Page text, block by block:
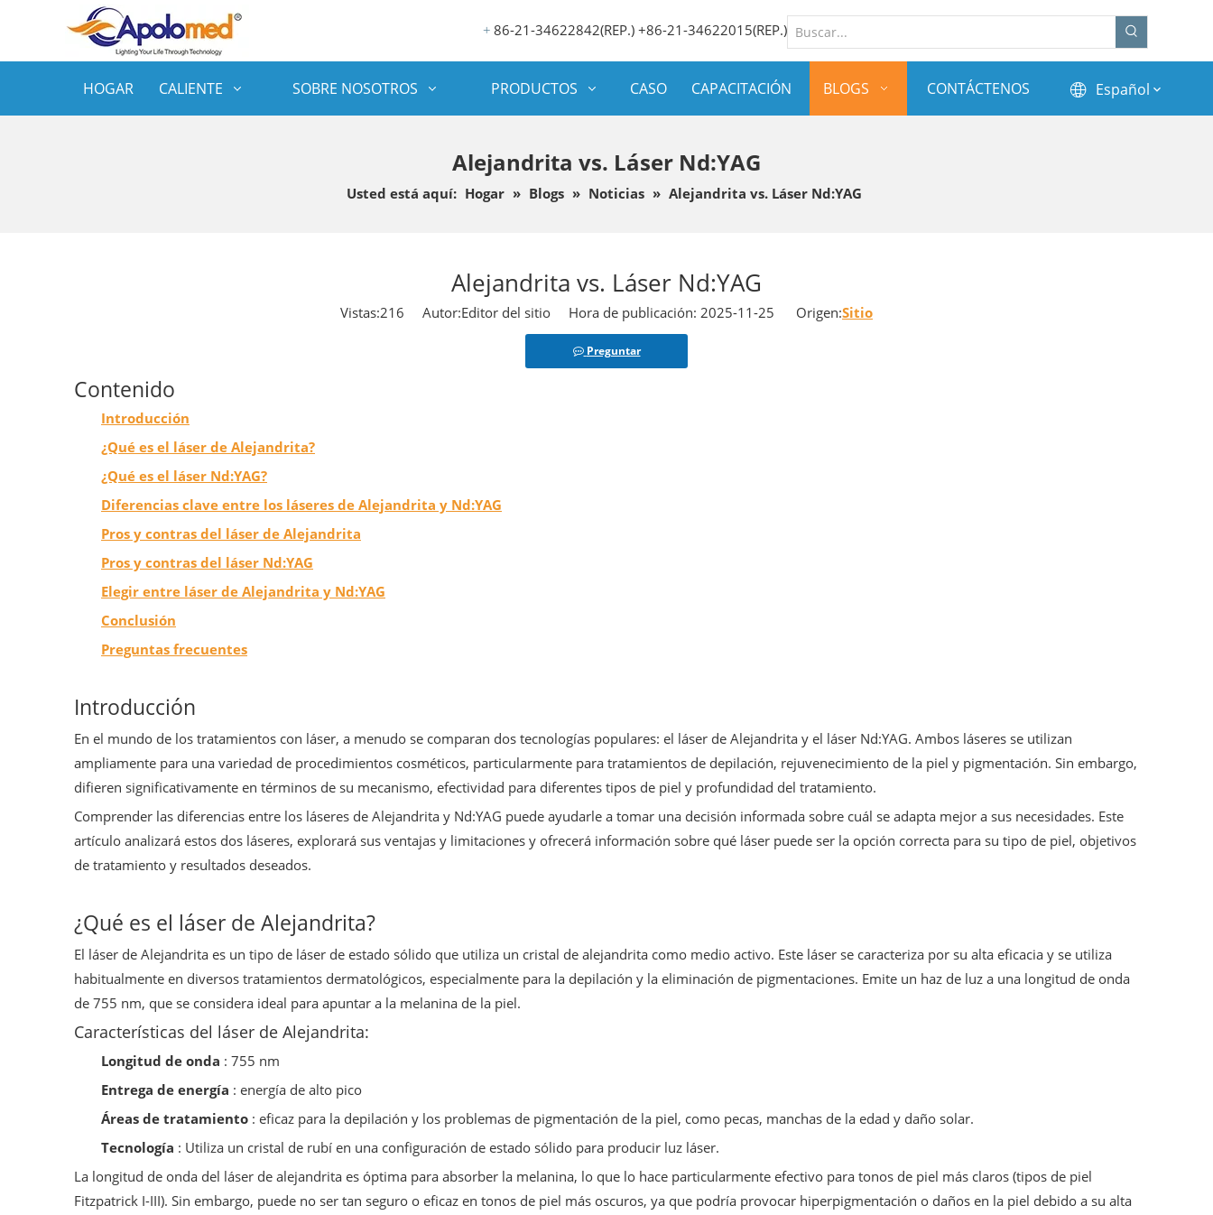
+ 86-21-34622842(REP.) +86-21-34622015(REP.)
HOGAR CALIENTE SOBRE NOSOTROS PRODUCTOS CASO CAPACITACIÓN BLOGS CONTÁCTENOS Español
Alejandrita vs. Láser Nd:YAG
Usted está aquí: Hogar » Blogs » Noticias » Alejandrita vs. Láser Nd:YAG
Alejandrita vs. Láser Nd:YAG
Vistas:216 Autor:Editor del sitio Hora de publicación: 2025-11-25 Origen:Sitio
Preguntar
Contenido
Introducción
¿Qué es el láser de Alejandrita?
¿Qué es el láser Nd:YAG?
Diferencias clave entre los láseres de Alejandrita y Nd:YAG
Pros y contras del láser de Alejandrita
Pros y contras del láser Nd:YAG
Elegir entre láser de Alejandrita y Nd:YAG
Conclusión
Preguntas frecuentes
Introducción
En el mundo de los tratamientos con láser, a menudo se comparan dos tecnologías populares: el láser de Alejandrita y el láser Nd:YAG. Ambos láseres se utilizan
ampliamente para una variedad de procedimientos cosméticos, particularmente para tratamientos de depilación, rejuvenecimiento de la piel y pigmentación. Sin embargo,
difieren significativamente en términos de su mecanismo, efectividad para diferentes tipos de piel y profundidad del tratamiento.
Comprender las diferencias entre los láseres de Alejandrita y Nd:YAG puede ayudarle a tomar una decisión informada sobre cuál se adapta mejor a sus necesidades. Este
artículo analizará estos dos láseres, explorará sus ventajas y limitaciones y ofrecerá información sobre qué láser puede ser la opción correcta para su tipo de piel, objetivos
de tratamiento y resultados deseados.
¿Qué es el láser de Alejandrita?
El láser de Alejandrita es un tipo de láser de estado sólido que utiliza un cristal de alejandrita como medio activo. Este láser se caracteriza por su alta eficacia y se utiliza
habitualmente en diversos tratamientos dermatológicos, especialmente para la depilación y la eliminación de pigmentaciones. Emite un haz de luz a una longitud de onda
de 755 nm, que se considera ideal para apuntar a la melanina de la piel.
Características del láser de Alejandrita:
Longitud de onda : 755 nm
Entrega de energía : energía de alto pico
Áreas de tratamiento : eficaz para la depilación y los problemas de pigmentación de la piel, como pecas, manchas de la edad y daño solar.
Tecnología : Utiliza un cristal de rubí en una configuración de estado sólido para producir luz láser.
La longitud de onda del láser de alejandrita es óptima para absorber la melanina, lo que lo hace particularmente efectivo para tonos de piel más claros (tipos de piel
Fitzpatrick I-III). Sin embargo, puede no ser tan seguro o eficaz en tonos de piel más oscuros, ya que podría provocar hiperpigmentación o daños en la piel debido a su alta